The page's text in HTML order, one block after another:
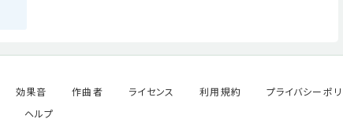
効果音 作曲者 ライセンス 利用規約 プライバシーポ
ヘルプ